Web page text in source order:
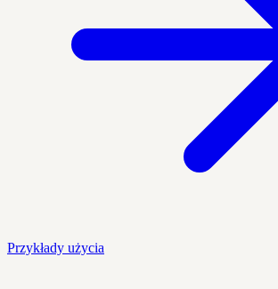
Przykłady użycia